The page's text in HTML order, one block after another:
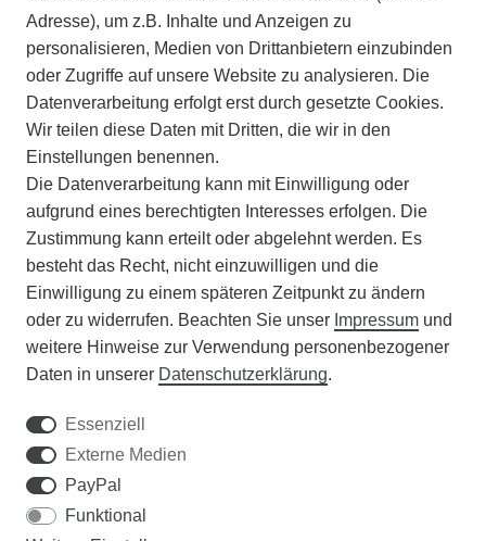
INFORMATIONEN
ZAHLUNGSARTEN
VERSAND
BATTERIEENTSORGUNG
VERANSTALTUNGEN
APOTHEKERSCHRANK
WISSENSWERTES
DER WEG ZUM TRAUMRASEN
Samen Rohde GmbH
Adresse), um z.B. Inhalte und Anzeigen zu
personalisieren, Medien von Drittanbietern einzubinden
oder Zugriffe auf unsere Website zu analysieren. Die
Datenverarbeitung erfolgt erst durch gesetzte Cookies.
Wir teilen diese Daten mit Dritten, die wir in den
Einstellungen benennen.
Die Datenverarbeitung kann mit Einwilligung oder
aufgrund eines berechtigten Interesses erfolgen. Die
Zustimmung kann erteilt oder abgelehnt werden. Es
besteht das Recht, nicht einzuwilligen und die
Einwilligung zu einem späteren Zeitpunkt zu ändern
oder zu widerrufen. Beachten Sie unser Impressum und
weitere Hinweise zur Verwendung personenbezogener
Daten in unserer Daten­schutz­erklärung.
Essenziell
Externe Medien
PayPal
Funktional